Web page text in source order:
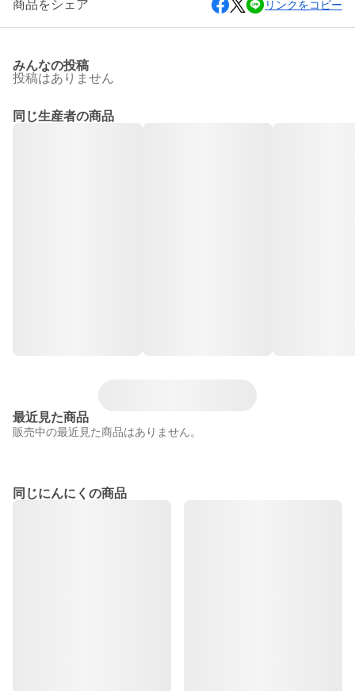
商品をシェア リンクをコピー
みんなの投稿
投稿はありません
同じ生産者の商品
最近見た商品
販売中の最近見た商品はありません。
同じにんにくの商品